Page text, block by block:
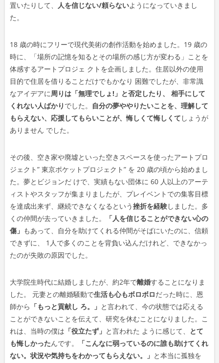
置いたりして、
人を信じない/頼らないようになっていきまし
た。
18 歳の時にフリーで現代美術の創作活動を始めました。19 歳の
時に、「場所の記憶を知るとその場所の感じ方が変わる」ことを
体感するアートプロジェ クトを企画しました。住居以外の使用
目的で住居を借りることだけでもかなり 困難でしたが、非常識
なアイデアに周りは「無理でしょ!」と否定したり、 相手にして
くれない人ばかり でした。 自分の夢ややりたいことを、理解して
もらえない、応援してもらいことが、悔しくて悔しくて しょうが
ありません でした。
その後、空き家や廃墟といった空きスペースを使ったアートプロ
ジェクト” 東京ポケットプロジェクト” を 20 歳の頃から始めまし
た。夢とビジョンだ けで、実績もない団体に 60 人以上のアーテ
ィストやスタッフが集まりましたが、プレイベントでの集客目標
を達成出来ず、継続できなくなるという挫折を経験しました。多
くの仲間が去っていきました。
「人を信じることができない心の
傷」 もあって、自分を助けてくれる仲間がそばにいたのに、信頼
できずに、 1人で多くのことを背負い込んだけれど、できなかっ
たのが失敗の原因でした。
大学院生時代に結婚しましたが、約2年で離婚することになりま
した。 元妻との離婚騒動で生活も心もボロボロだった時に、恩
師から 「もっと貢献し ろ。」 と言われて、今の状態では応える
ことができないことを伝えて、研究を休むことになりました。こ
れは、当時の僕は 「役立たず」 と言われた ように感じて、
とて
も悔しかったんです。
「こんなに弱っているのに誰も助けてくれ
ない。状況や気持ちをわかってもらえない。」 と本当に孤独を